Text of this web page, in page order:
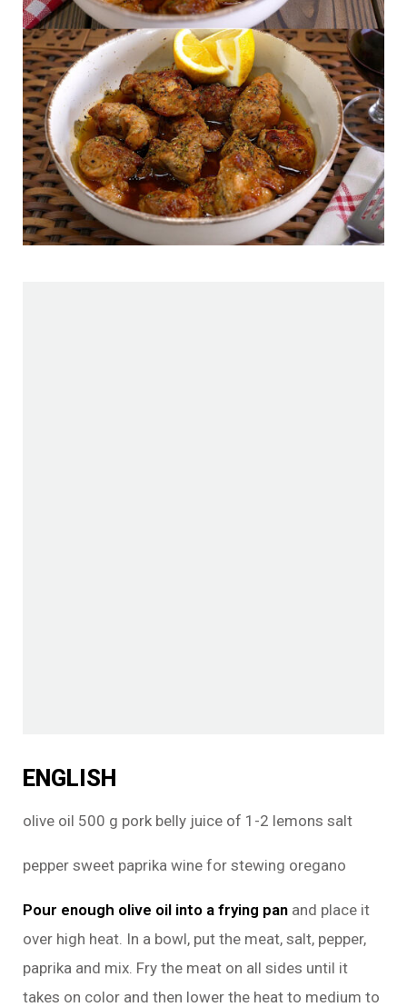
ENGLISH
olive oil 500 g pork belly juice of 1-2 lemons salt
pepper sweet paprika wine for stewing oregano
Pour enough olive oil into a frying pan and place it
over high heat. In a bowl, put the meat, salt, pepper,
paprika and mix. Fry the meat on all sides until it
takes on color and then lower the heat to medium to